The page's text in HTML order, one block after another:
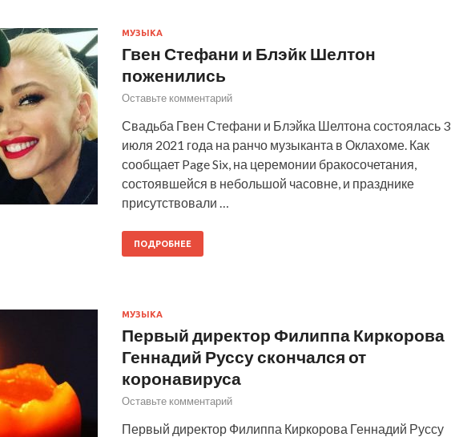
МУЗЫКА
Гвен Стефани и Блэйк Шелтон
поженились
Оставьте комментарий
Свадьба Гвен Стефани и Блэйка Шелтона состоялась 3
июля 2021 года на ранчо музыканта в Оклахоме. Как
сообщает Page Six, на церемонии бракосочетания,
состоявшейся в небольшой часовне, и празднике
присутствовали …
ПОДРОБНЕЕ
МУЗЫКА
Первый директор Филиппа Киркорова
Геннадий Руссу скончался от
коронавируса
Оставьте комментарий
Первый директор Филиппа Киркорова Геннадий Руссу